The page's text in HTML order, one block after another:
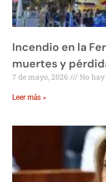
Incendio en la
muertes y
7 de mayo, 2026 No
Leer más »